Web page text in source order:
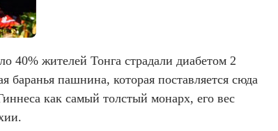
жителей Тонга страдали диабетом 2
пашнина, которая поставляется сюда
как самый толстый монарх, его вес